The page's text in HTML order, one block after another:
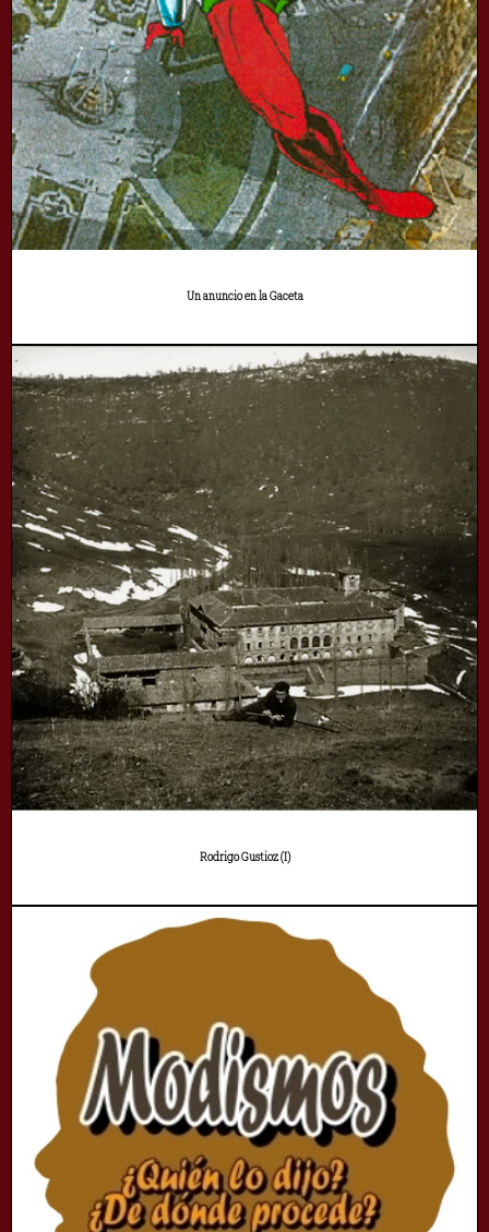
Un anuncio en la Gaceta
Rodrigo Gustioz (I)